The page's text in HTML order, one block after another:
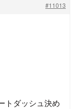
#11013
トダッシュ決め